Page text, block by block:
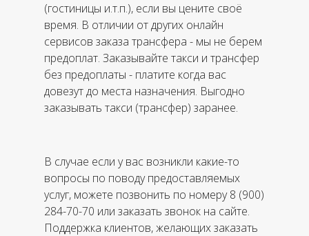
(гостиницы и.т.п.), если вы цените своё
время. В отличии от других онлайн
сервисов заказа трансфера - мы не берем
предоплат. Заказывайте такси и трансфер
без предоплаты - платите когда вас
довезут до места назначения. Выгодно
заказывать такси (трансфер) заранее.
В случае если у вас возникли какие-то
вопросы по поводу предоставляемых
услуг, можете позвонить по номеру 8 (900)
284-70-70 или заказать звонок на сайте.
Поддержка клиентов, желающих заказать